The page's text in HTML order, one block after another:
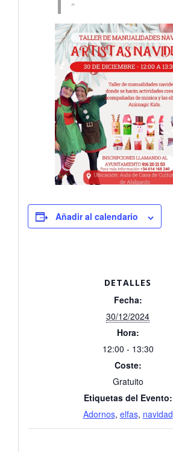
Añadir al calendario
DETALLES
Fecha:
30/12/2024
Hora:
12:00 - 13:30
Coste:
Gratuito
Etiquetas del Evento:
Adornos, elfas, navidad